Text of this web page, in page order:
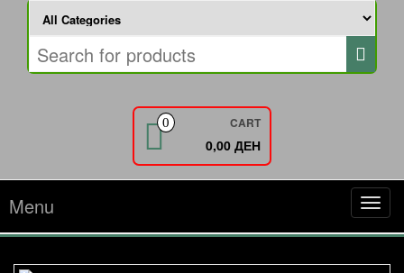
0 CART
0,00 ДЕН
Menu